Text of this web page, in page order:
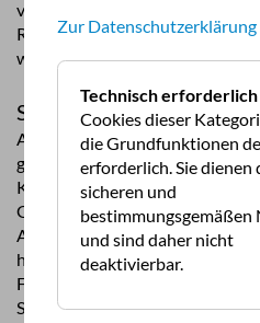
von Triest nach Istrien können
Routenplanerwww.oeamtc.at/
werden.
Schweiz
Auf den Autobahnen und
grüne Beschilderung) der
Kraftfahrzeuge und Anhänger
Gesamtgewicht von 3,5 t
Anhänger benötigen eine eigene
höchstzulässigen
Fahrzeug ist eine
Schwerverkehrsabgabe ist auf
Zur Datenschutzerklärung
Technisch erforderlich
Cookies dieser
die Grundfunktionen
erforderlich. Sie dienen
sicheren und
bestimmungsgemäßen
und sind daher nicht
deaktivierbar.